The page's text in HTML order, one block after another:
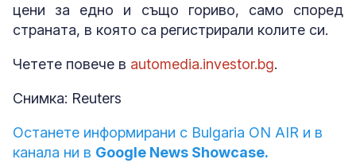
цени за едно и също гориво, само според
страната, в която са регистрирали колите си.
Четете повече в automedia.investor.bg.
Снимка: Reuters
Останете информирани с Bulgaria ON AIR и в
канала ни в Google News Showcase.